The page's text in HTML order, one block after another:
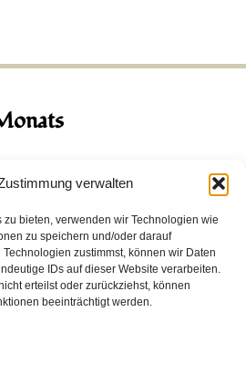
verwalten
bieten, verwenden wir Technologien wie
zu speichern und/oder darauf
zustimmst, können wir Daten
IDs auf dieser Website verarbeiten.
erteilst oder zurückziehst, können
beeinträchtigt werden.